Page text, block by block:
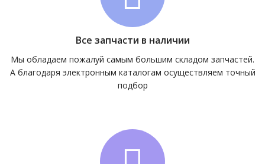
Все запчасти в наличии
Мы обладаем пожалуй самым большим складом запчастей.
А благодаря электронным каталогам осуществляем точный
подбор